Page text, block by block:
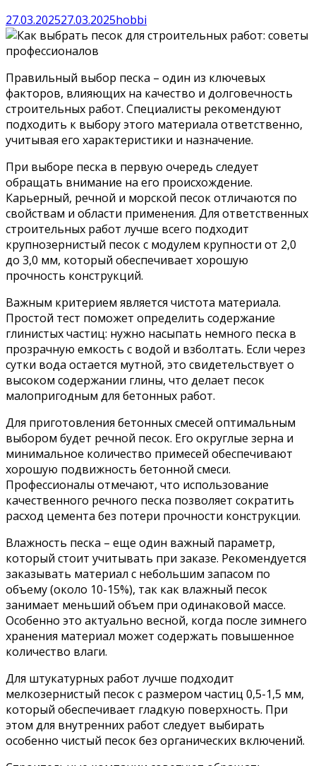
27.03.202527.03.2025hobbi
Правильный выбор песка – один из ключевых
факторов, влияющих на качество и долговечность
строительных работ. Специалисты рекомендуют
подходить к выбору этого материала ответственно,
учитывая его характеристики и назначение.
При выборе песка в первую очередь следует
обращать внимание на его происхождение.
Карьерный, речной и морской песок отличаются по
свойствам и области применения. Для ответственных
строительных работ лучше всего подходит
крупнозернистый песок с модулем крупности от 2,0
до 3,0 мм, который обеспечивает хорошую
прочность конструкций.
Важным критерием является чистота материала.
Простой тест поможет определить содержание
глинистых частиц: нужно насыпать немного песка в
прозрачную емкость с водой и взболтать. Если через
сутки вода остается мутной, это свидетельствует о
высоком содержании глины, что делает песок
малопригодным для бетонных работ.
Для приготовления бетонных смесей оптимальным
выбором будет речной песок. Его округлые зерна и
минимальное количество примесей обеспечивают
хорошую подвижность бетонной смеси.
Профессионалы отмечают, что использование
качественного речного песка позволяет сократить
расход цемента без потери прочности конструкции.
Влажность песка – еще один важный параметр,
который стоит учитывать при заказе. Рекомендуется
заказывать материал с небольшим запасом по
объему (около 10-15%), так как влажный песок
занимает меньший объем при одинаковой массе.
Особенно это актуально весной, когда после зимнего
хранения материал может содержать повышенное
количество влаги.
Для штукатурных работ лучше подходит
мелкозернистый песок с размером частиц 0,5-1,5 мм,
который обеспечивает гладкую поверхность. При
этом для внутренних работ следует выбирать
особенно чистый песок без органических включений.